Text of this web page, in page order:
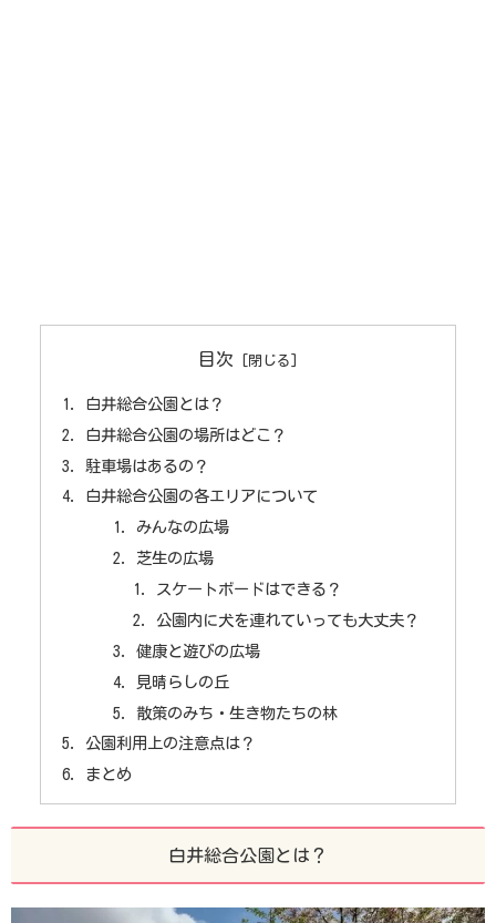
目次
白井総合公園とは？
白井総合公園の場所はどこ？
駐車場はあるの？
白井総合公園の各エリアについて
みんなの広場
芝生の広場
スケートボードはできる？
公園内に犬を連れていっても大丈夫？
健康と遊びの広場
見晴らしの丘
散策のみち・生き物たちの林
公園利用上の注意点は？
まとめ
白井総合公園とは？